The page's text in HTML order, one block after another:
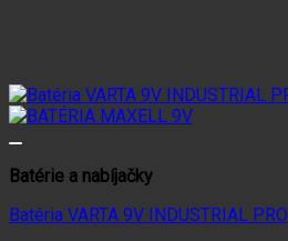
Batérie a nabíjačky
Batéria VARTA 9V INDUSTRIAL PRO